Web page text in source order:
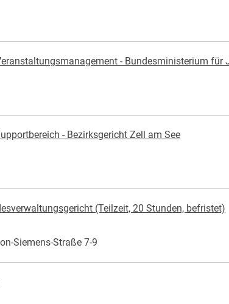
- Bundesministerium für
- Bezirksgericht Zell am See
(Teilzeit, 20 Stunden, befristet)
Siemens-Straße 7-9